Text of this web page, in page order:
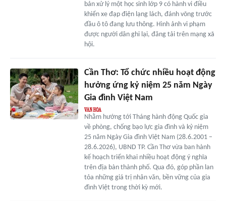
bản xử lý một học sinh lớp 9 có hành vi điều
khiển xe đạp điện lạng lách, đánh võng trước
đầu ô tô đang lưu thông. Hình ảnh vi phạm
được người dân ghi lại, đăng tải trên mạng xã
hội.
Cần Thơ: Tổ chức nhiều hoạt động
hưởng ứng kỷ niệm 25 năm Ngày
Gia đình Việt Nam
Nhằm hướng tới Tháng hành động Quốc gia
về phòng, chống bạo lực gia đình và kỷ niệm
25 năm Ngày Gia đình Việt Nam (28.6.2001 –
28.6.2026), UBND TP. Cần Thơ vừa ban hành
kế hoạch triển khai nhiều hoạt động ý nghĩa
trên địa bàn thành phố. Qua đó, góp phần lan
tỏa những giá trị nhân văn, bền vững của gia
đình Việt trong thời kỳ mới.